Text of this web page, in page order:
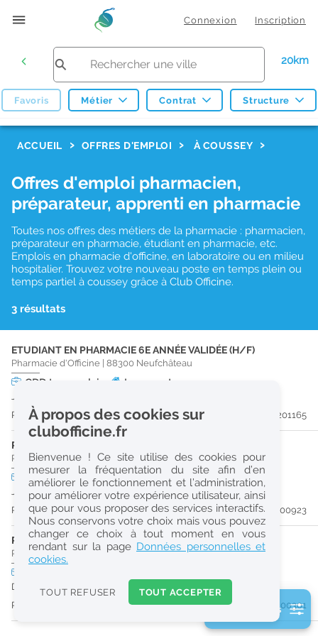
Connexion Inscription
20km
Favoris Métier Contrat Structure
Réinitialiser
2
0
k
Consulter les offres de la France d'outre-mer
ACCUEIL OFFRES D'EMPLOI À COUSSEY
Offres d'emploi pharmacien,
préparateur, apprenti en pharmacie
Toutes nos offres des métiers de la pharmacie : pharmacien,
préparateur en pharmacie, étudiant en pharmacie, etc.
Emplois en pharmacie d'officine, en laboratoire ou en milieu
hospitalier. Trouvez votre nouveau poste en temps plein ou
temps partiel à coussey grâce à Club Officine.
3 résultats
ETUDIANT EN PHARMACIE 6E ANNÉE VALIDÉE (H/F)
Pharmacie d'Officine 88300 Neufchâteau
CDD temps plein Logement
Jusqu'au 27/10/26
Publiée il y a 45 jour(s)
#201165
PHARMACIEN (H/F)
Pharmacie d'Officine|88300 Neufchâteau
CDD temps plein Logement
Jusqu'au 30/12/26
Publiée il y a 47 jour(s)
#200923
PRÉPARATEUR EN PHARMACIE (H/F)
Pharmacie d'Officine 88300 Neufchâteau
Dès que possible
Publiée il y a 54 jour(s)
#200301
2 filtre(s) actifs
À propos des cookies sur
clubofficine.fr
Bienvenue ! Ce site utilise des cookies pour
mesurer la fréquentation du site afin d’en
améliorer le fonctionnement et l’administration,
pour améliorer votre expérience utilisateur, ainsi
que pour vous proposer des services interactifs.
Nous conservons votre choix mais vous pouvez
changer ce choix à tout moment en vous
rendant sur la page Données personnelles et
cookies.
TOUT REFUSER TOUT ACCEPTER